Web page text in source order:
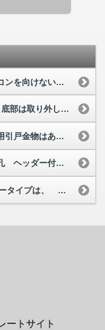
ハンドセットHS-2Rは、受信機にリモコンを向けないと昇降しませんか
アジャスターMKRLS型の、ねじ部分と底部は取り外しできますか
戸袋でもメンテナンスがしやすい建具用引戸金物はありませんか
面付ルーバー空気孔、面付調節式空気孔 ヘッダー付パック入とはなんですか
アジャスターMKRS型 底部エラストマータイプは、 床面へ色移りしますか